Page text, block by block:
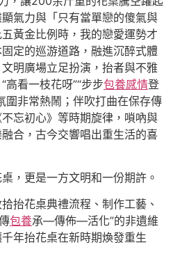
氣力與「只有當單戀的傻氣與
黃金比例時，我的戀愛運勢才
定的巡游道路，融進沉醉式體
明廣場立足扮演，抬者與不雅
“高看一枝花呀”“步步包養感情登
圍非常熱鬧；伴吹打曲在保存傳
忘初心》等時期旋律，嗩吶與
合，古今交響唱出重生活的喜
，更是一方文明和一份期許。
抬花桌典禮流程、制作工藝、
包養承—傳佈—活化”的非遺維
年抬花桌在新時期煥發重生